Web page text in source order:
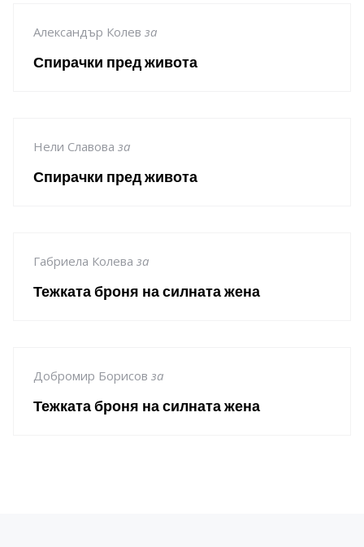
Александър Колев за
Спирачки пред живота
Нели Славова за
Спирачки пред живота
Габриела Колева за
Тежката броня на силната жена
Добромир Борисов за
Тежката броня на силната жена